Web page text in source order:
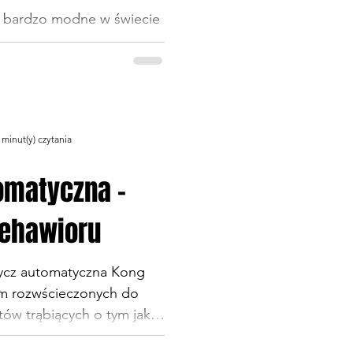
modne w świecie
Gdzie nie spojrzę, każdy
Ah te dzisiejsze
zrobić z tego trend.
dobra psia dieta? To n
-
automatyczna Kong
rozwścieczonych do
trąbiących o tym jaka
dla psa. Jak psuje
minut(y) czytania